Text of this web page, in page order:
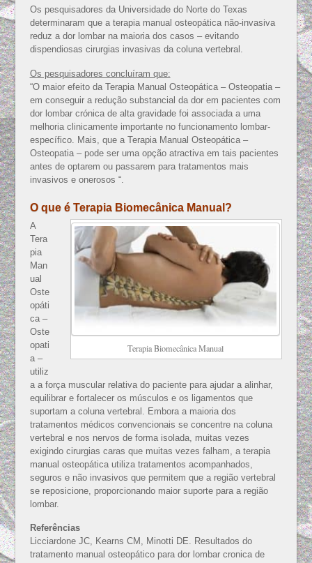
Os pesquisadores da Universidade do Norte do Texas
determinaram que a terapia manual osteopática não-invasiva
reduz a dor lombar na maioria dos casos – evitando
dispendiosas cirurgias invasivas da coluna vertebral.
Os pesquisadores concluíram que:
“O maior efeito da Terapia Manual Osteopática – Osteopatia –
em conseguir a redução substancial da dor em pacientes com
dor lombar crónica de alta gravidade foi associada a uma
melhoria clinicamente importante no funcionamento lombar-
específico. Mais, que a Terapia Manual Osteopática –
Osteopatia – pode ser uma opção atractiva em tais pacientes
antes de optarem ou passarem para tratamentos mais
invasivos e onerosos “.
O que é Terapia Biomecânica Manual?
Terapia Biomecânica Manual
A
Tera
pia
Man
ual
Oste
opáti
ca –
Oste
opati
a –
utiliz
a a força muscular relativa do paciente para ajudar a alinhar,
equilibrar e fortalecer os músculos e os ligamentos que
suportam a coluna vertebral. Embora a maioria dos
tratamentos médicos convencionais se concentre na coluna
vertebral e nos nervos de forma isolada, muitas vezes
exigindo cirurgias caras que muitas vezes falham, a terapia
manual osteopática utiliza tratamentos acompanhados,
seguros e não invasivos que permitem que a região vertebral
se reposicione, proporcionando maior suporte para a região
lombar.
Referências
Licciardone JC, Kearns CM, Minotti DE. Resultados do
tratamento manual osteopático para dor lombar cronica de